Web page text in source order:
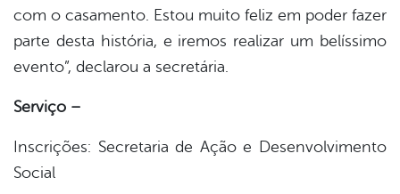
com o casamento. Estou muito feliz em poder fazer
parte desta história, e iremos realizar um belíssimo
evento”, declarou a secretária.
Serviço –
Inscrições: Secretaria de Ação e Desenvolvimento
Social